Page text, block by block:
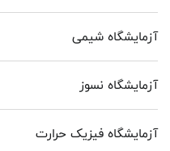
آزمایشگاه شیمی
آزمایشگاه نسوز
آزمایشگاه فیزیک حرارت